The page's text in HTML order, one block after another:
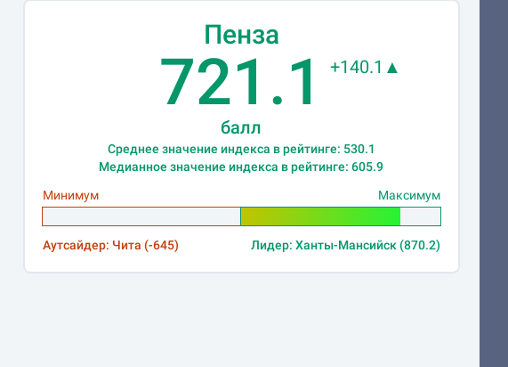
Пенза
721.1
балл
+140.1▲
Среднее значение индекса в рейтинге: 530.1
Медианное значение индекса в рейтинге: 605.9
Минимум
Максимум
Аутсайдер: Чита (-645) Лидер: Ханты-Мансийск (870.2)